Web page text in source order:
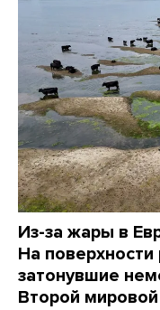
Из-за жары в
На поверхности
затонувшие
Второй мировой